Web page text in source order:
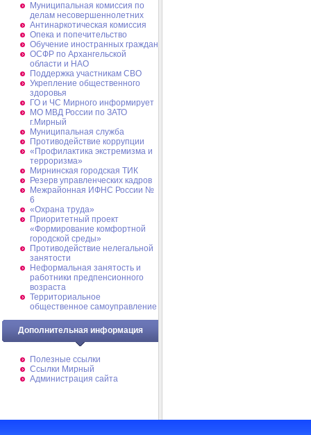
Муниципальная комиссия по
делам несовершеннолетних
Антинаркотическая комиссия
Опека и попечительство
Обучение иностранных граждан
ОСФР по Архангельской
области и НАО
Поддержка участникам СВО
Укрепление общественного
здоровья
ГО и ЧС Мирного информирует
МО МВД России по ЗАТО
г.Мирный
Муниципальная cлужба
Противодействие коррупции
«Профилактика экстремизма и
терроризма»
Мирнинская городская ТИК
Резерв управленческих кадров
Межрайонная ИФНС России №
6
«Охрана труда»
Приоритетный проект
«Формирование комфортной
городской среды»
Противодействие нелегальной
занятости
Неформальная занятость и
работники предпенсионного
возраста
Территориальное
общественное самоуправление
Дополнительная информация
Полезные ссылки
Ссылки Мирный
Администрация сайта